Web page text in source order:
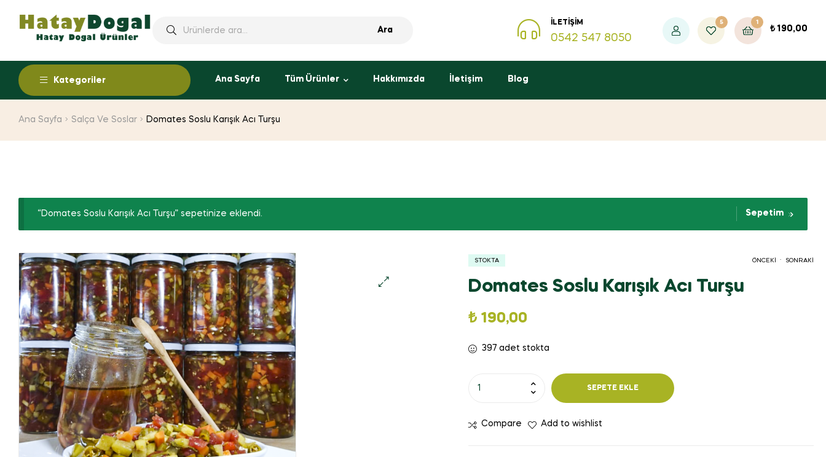
Ara
İLETIŞIM
0542 547 8050
5 1
₺ 190,00
Kategoriler Ana Sayfa Tüm Ürünler Hakkımızda İletişim Blog
Ana Sayfa Salça Ve Soslar Domates Soslu Karışık Acı Turşu
“Domates Soslu Karışık Acı Turşu” sepetinize eklendi. Sepetim
ÖNCEKI . SONRAKI
STOKTA
Domates Soslu Karışık Acı Turşu
₺ 190,00
397 adet stokta
SEPETE EKLE
Compare Add to wishlist